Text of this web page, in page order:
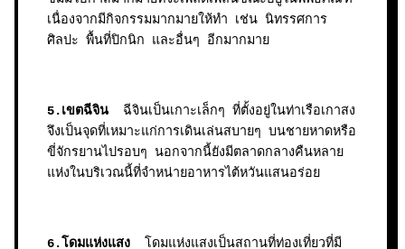
เนื่องจากมีกิจกรรมมากมายให้ทำ เช่น นิทรรศการ
ศิลปะ พื้นที่ปิกนิก และอื่นๆ อีกมากมาย
5.เขตฉีจิน
ฉีจินเป็นเกาะเล็กๆ ที่ตั้งอยู่ในท่าเรือเกาสง
จึงเป็นจุดที่เหมาะแก่การเดินเล่นสบายๆ บนชายหาดหรือ
ขี่จักรยานไปรอบๆ นอกจากนี้ยังมีตลาดกลางคืนหลาย
แห่งในบริเวณนี้ที่จำหน่ายอาหารไต้หวันแสนอร่อย
6.โดมแห่งแสง โดมแห่งแสงเป็นสถานที่ท่องเที่ยวที่มี